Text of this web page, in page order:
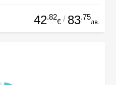
42.82
€ / 83.75
лв.